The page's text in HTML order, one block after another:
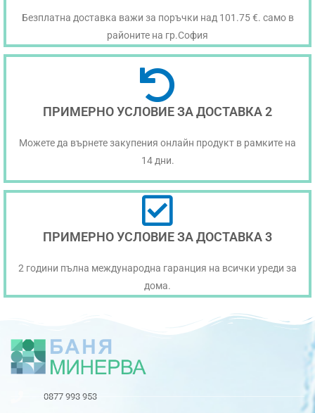
Безплатна доставка важи за поръчки над 101.75 €. само в
районите на гр.София
ПРИМЕРНО УСЛОВИЕ ЗА ДОСТАВКА 2
Можете да върнете закупения онлайн продукт в рамките на
14 дни.
ПРИМЕРНО УСЛОВИЕ ЗА ДОСТАВКА 3
2 години пълна международна гаранция на всички уреди за
дома.
0877 993 953